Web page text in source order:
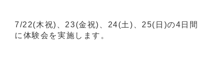
7/22(木祝)、23(金祝)、24(土)、25(日)の4日間
に体験会を実施します。